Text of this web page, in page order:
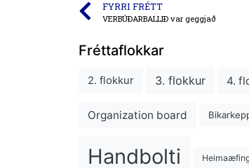
FYRRI FRÉTT
VERBÚÐARBALLIÐ var geggjað
Fréttaflokkar
2. flokkur 3. flokkur 4.
Organization board
Handbolti